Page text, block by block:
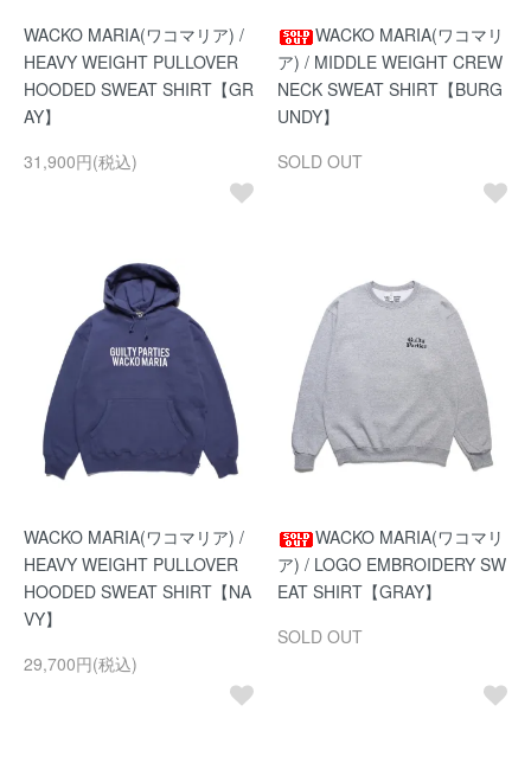
WACKO MARIA(ワコマリア) /
HEAVY WEIGHT PULLOVER
HOODED SWEAT SHIRT【GR
AY】
31,900円(税込)
WACKO MARIA(ワコマリ
ア) / MIDDLE WEIGHT CREW
NECK SWEAT SHIRT【BURG
UNDY】
SOLD OUT
WACKO MARIA(ワコマリア) /
HEAVY WEIGHT PULLOVER
HOODED SWEAT SHIRT【NA
VY】
29,700円(税込)
WACKO MARIA(ワコマリ
ア) / LOGO EMBROIDERY SW
EAT SHIRT【GRAY】
SOLD OUT